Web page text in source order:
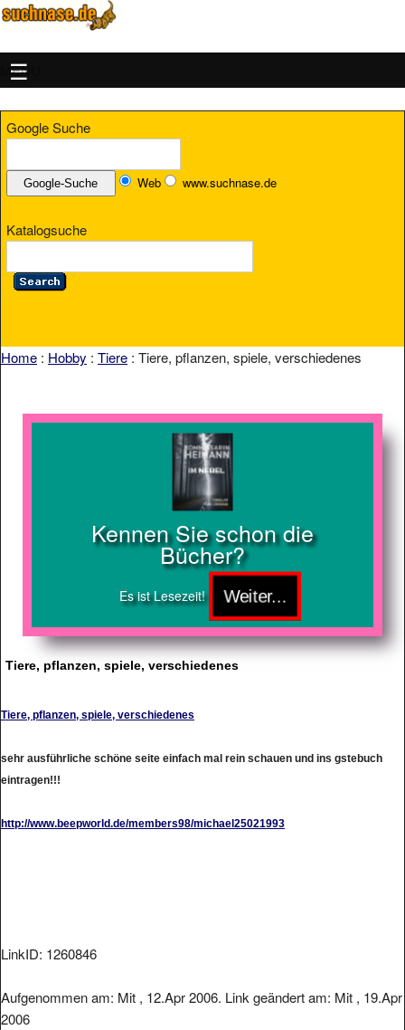
MENU
Google Suche
Web www.suchnase.de
Katalogsuche
Home : Hobby : Tiere : Tiere, pflanzen, spiele, verschiedenes
Kennen Sie schon die
Bücher?
Es ist Lesezeit!
Tiere, pflanzen, spiele, verschiedenes
Tiere, pflanzen, spiele, verschiedenes
sehr ausführliche schöne seite einfach mal rein schauen und ins gstebuch
eintragen!!!
http://www.beepworld.de/members98/michael25021993
LinkID: 1260846
Aufgenommen am: Mit , 12.Apr 2006. Link geändert am: Mit , 19.Apr
2006